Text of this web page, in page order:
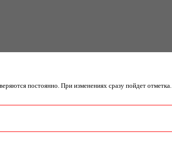
постоянно. При изменениях сразу пойдет отметка.